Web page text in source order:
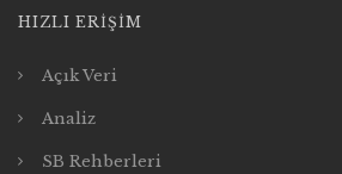
HIZLI ERIŞIM
Açık Veri
Analiz
SB Rehberleri